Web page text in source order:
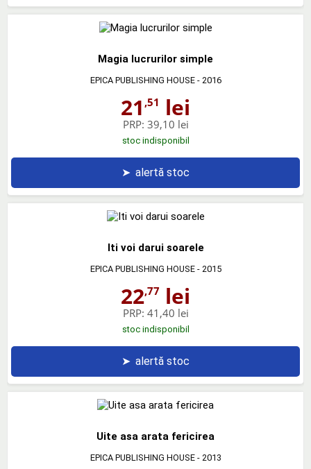
Magia lucrurilor simple
EPICA PUBLISHING HOUSE- 2016
21 ,51 lei
PRP: 39,10 lei
stoc indisponibil
➤ alertă stoc
Iti voi darui soarele
EPICA PUBLISHING HOUSE- 2015
22,77 lei
PRP: 41,40 lei
stoc indisponibil
➤ alertă stoc
Uite asa arata fericirea
EPICA PUBLISHING HOUSE- 2013